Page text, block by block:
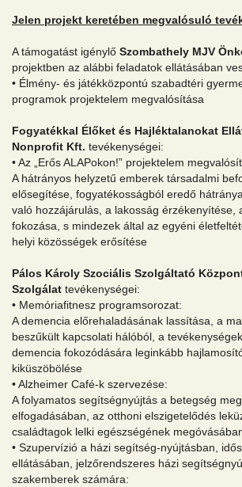
Jelen projekt keretében megvalósuló
A támogatást igénylő Szombathely MJV
projektben az alábbi feladatok ellátásában
• Élmény- és játékközpontú szabadtéri
programok projektelem megvalósítása
Fogyatékkal Élőket és Hajléktalanokat
Nonprofit Kft. tevékenységei:
• Az „Erős ALAPokon!” projektelem
A hátrányos helyzetű emberek társadalmi
elősegítése, fogyatékosságból eredő
való hozzájárulás, a lakosság érzékenyítése,
fokozása, s mindezek által az egyéni
helyi közösségek erősítése
Pálos Károly Szociális Szolgáltató
Szolgálat tevékenységei:
• Memóriafitnesz programsorozat:
A demencia előrehaladásának lassítása, a
beszűkült kapcsolati hálóból, a
demencia fokozódására leginkább
kiküszöbölése
• Alzheimer Café-k szervezése:
A folyamatos segítségnyújtás a betegség
elfogadásában, az otthoni elszigetelődés
családtagok lelki egészségének
• Szupervízió a házi segítség-nyújtásban,
ellátásában, jelzőrendszeres házi
szakemberek számára: